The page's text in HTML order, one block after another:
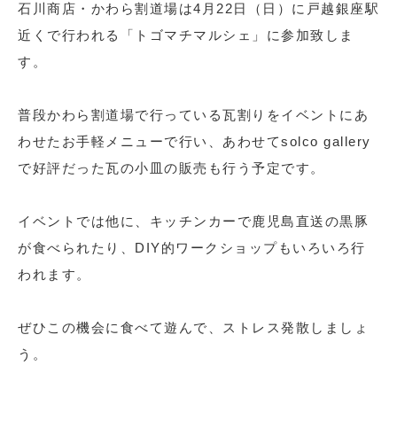
石川商店・かわら割道場は4月22日（日）に戸越銀座駅
近くで行われる「トゴマチマルシェ」に参加致しま
す。
普段かわら割道場で行っている瓦割りをイベントにあ
わせたお手軽メニューで行い、あわせてsolco gallery
で好評だった瓦の小皿の販売も行う予定です。
イベントでは他に、キッチンカーで鹿児島直送の黒豚
が食べられたり、DIY的ワークショップもいろいろ行
われます。
ぜひこの機会に食べて遊んで、ストレス発散しましょ
う。